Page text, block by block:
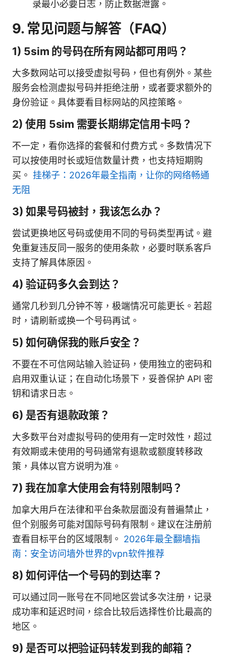
录最小必要日志，防止数据泄露。
9. 常见问题与解答（FAQ）
1) 5sim 的号码在所有网站都可用吗？
大多数网站可以接受虚拟号码，但也有例外。某些
服务会检测虚拟号码并拒绝注册，或者要求额外的
身份验证。具体要看目标网站的风控策略。
2) 使用 5sim 需要长期绑定信用卡吗？
不一定，看你选择的套餐和付费方式。多数情况下
可以按使用时长或短信数量计费，也支持短期购
买。 挂梯子：2026年最全指南，让你的网络畅通
无阻
3) 如果号码被封，我该怎么办？
尝试更换地区号码或使用不同的号码类型再试。避
免重复违反同一服务的使用条款，必要时联系客户
支持了解具体原因。
4) 验证码多久会到达？
通常几秒到几分钟不等，极端情况可能更长。若超
时，请刷新或换一个号码再试。
5) 如何确保我的账户安全？
不要在不可信网站输入验证码，使用独立的密码和
启用双重认证；在自动化场景下，妥善保护 API 密
钥和请求日志。
6) 是否有退款政策？
大多数平台对虚拟号码的使用有一定时效性，超过
有效期或未使用的号码通常有退款或额度转移政
策，具体以官方说明为准。
7) 我在加拿大使用会有特别限制吗？
加拿大用户在法律和平台条款层面没有普遍禁止，
但个别服务可能对国际号码有限制。建议在注册前
查看目标平台的区域限制。 2026年最全翻墙指
南：安全访问墙外世界的vpn软件推荐
8) 如何评估一个号码的到达率？
可以通过同一账号在不同地区尝试多次注册，记录
成功率和延迟时间，综合比较后选择性价比最高的
地区。
9) 是否可以把验证码转发到我的邮箱？